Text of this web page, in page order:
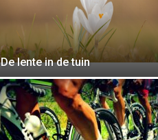
De lente in de tuin